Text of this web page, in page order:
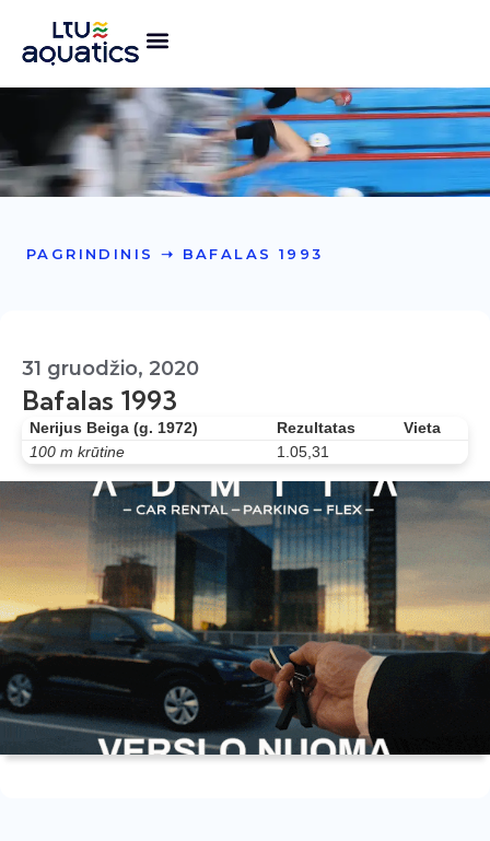
PAGRINDINIS ➝ BAFALAS 1993
31 gruodžio, 2020
Bafalas 1993
Nerijus Beiga (g. 1972) Rezultatas
Vieta
100 m krūtine
1.05,31